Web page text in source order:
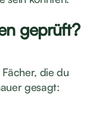
geprüft?
die du
gesagt: